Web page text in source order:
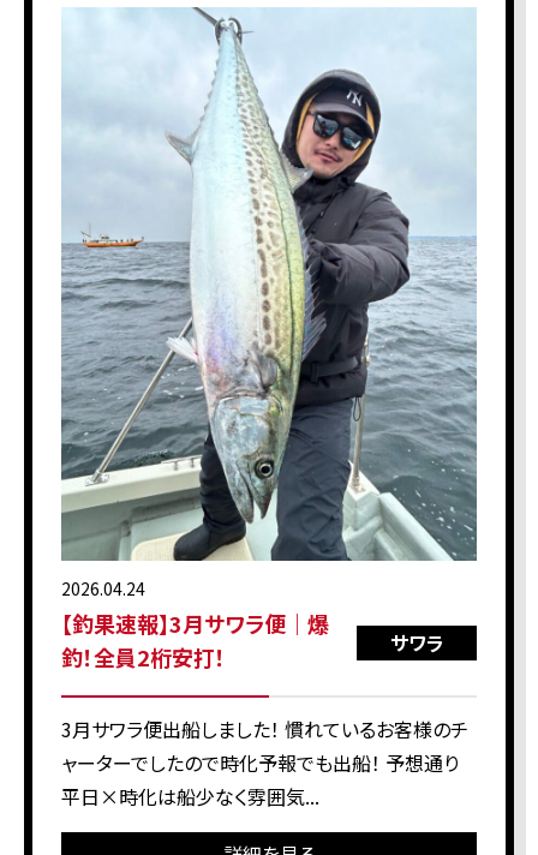
2026.04.24
【釣果速報】3月サワラ便｜爆
釣！全員2桁安打！
サワラ
3月サワラ便出船しました！ 慣れているお客様のチ
ャーターでしたので時化予報でも出船！ 予想通り
平日×時化は船少なく雰囲気...